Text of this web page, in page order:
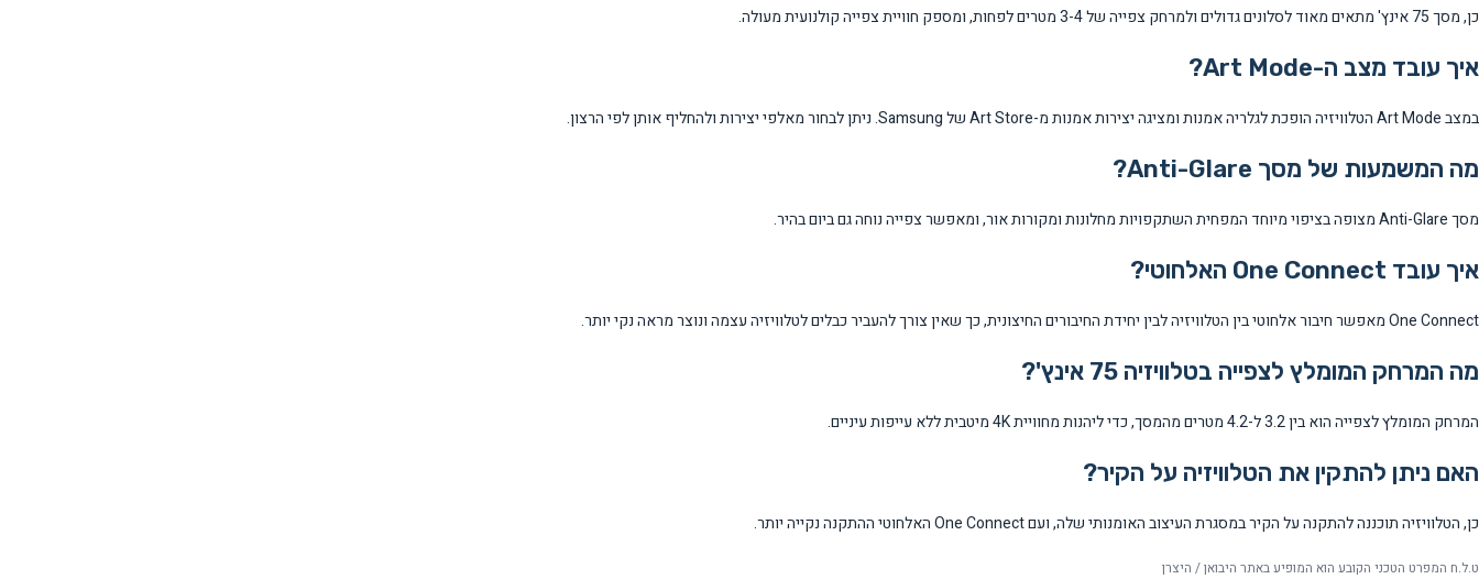
כן, מסך 75 אינץ' מתאים מאוד לסלונים גדולים ולמרחק צפייה של 3-4 מטרים לפחות, ומספק חוויית צפייה קולנועית מעולה.
איך עובד מצב ה-Art Mode?
במצב Art Mode הטלוויזיה הופכת לגלריה אמנות ומציגה יצירות אמנות מ-Art Store של Samsung. ניתן לבחור מאלפי יצירות ולהחליף אותן לפי הרצון.
מה המשמעות של מסך Anti-Glare?
מסך Anti-Glare מצופה בציפוי מיוחד המפחית השתקפויות מחלונות ומקורות אור, ומאפשר צפייה נוחה גם ביום בהיר.
איך עובד One Connect האלחוטי?
One Connect מאפשר חיבור אלחוטי בין הטלוויזיה לבין יחידת החיבורים החיצונית, כך שאין צורך להעביר כבלים לטלוויזיה עצמה ונוצר מראה נקי יותר.
מה המרחק המומלץ לצפייה בטלוויזיה 75 אינץ'?
המרחק המומלץ לצפייה הוא בין 3.2 ל-4.2 מטרים מהמסך, כדי ליהנות מחוויית 4K מיטבית ללא עייפות עיניים.
האם ניתן להתקין את הטלוויזיה על הקיר?
כן, הטלוויזיה תוכננה להתקנה על הקיר במסגרת העיצוב האומנותי שלה, ועם One Connect האלחוטי ההתקנה נקייה יותר.
ט.ל.ח המפרט הטכני הקובע הוא המופיע באתר היבואן / היצרן